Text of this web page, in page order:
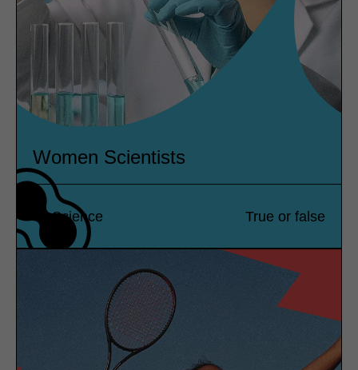
Women Scientists
Science True or false